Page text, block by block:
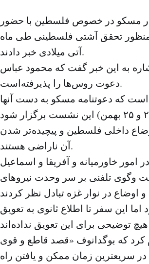
مسکو در خصوص فلسطین با حضور
تحقق آشتی فلسطینی طی ماه
آتی میلادی خبر دادند.
به این خبر گفت که محمود عباس
دعوت روس‌ها را پذیرفته‌است.
که دعوتنامه مسکو به دست آنها
داخلی فلسطین و پیچیده‌تر شدن
آن ناراضی هستند.
خاورمیانه و آفریقا و اسماعیل
وگوی تلفنی بر سر وحدت نیروهای
مسکو شود اما این سفر تا اطلاع ثانوی به تعویق
کرد که بوگدانوف «قصد قاطع و قوی
سریعترین زمان ممکن و یافتن راه